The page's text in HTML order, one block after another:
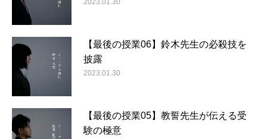
2023.01.30
【最後の授業06】鈴木先生の必殺技を
披露
2023.01.30
【最後の授業05】教誓先生が伝える受
験の極意